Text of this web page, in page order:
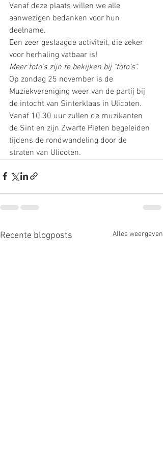
Vanaf deze plaats willen we alle
aanwezigen bedanken voor hun
deelname.
Een zeer geslaagde activiteit, die zeker
voor herhaling vatbaar is!
Meer foto's zijn te bekijken bij "foto's".
Op zondag 25 november is de
Muziekvereniging weer van de partij bij
de intocht van Sinterklaas in Ulicoten.
Vanaf 10.30 uur zullen de muzikanten
de Sint en zijn Zwarte Pieten begeleiden
tijdens de rondwandeling door de
straten van Ulicoten.
Recente blogposts Alles weergeven